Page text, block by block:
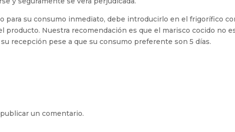
para su consumo inmediato, debe introducirlo en el frigorífico
Nuestra recomendación es que el marisco cocido no
recepción pese a que su consumo preferente son 5 días.
un comentario.